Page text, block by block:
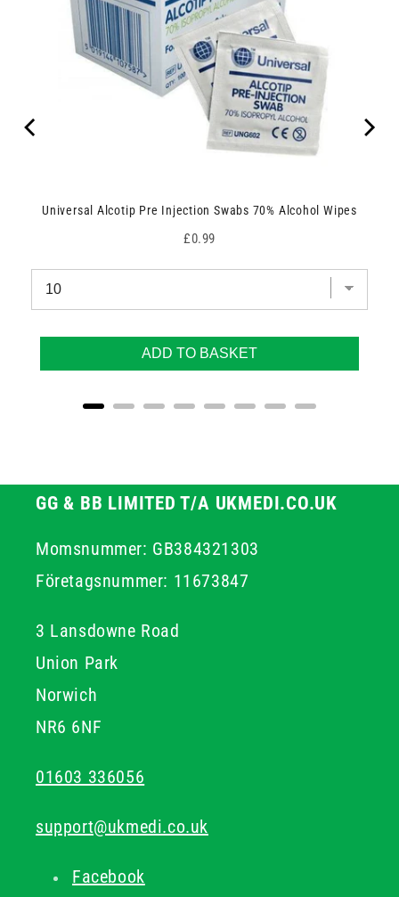
Universal Alcotip Pre Injection Swabs 70% Alcohol Wipes
Price
£0.99
ADD TO BASKET
GG & BB LIMITED T/A UKMEDI.CO.UK
Momsnummer: GB384321303
Företagsnummer: 11673847
3 Lansdowne Road
Union Park
Norwich
NR6 6NF
01603 336056
support@ukmedi.co.uk
Facebook